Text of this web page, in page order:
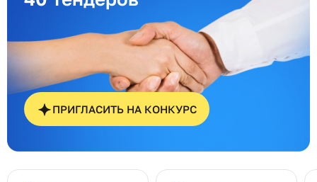
ПРИГЛАСИТЬ НА КОНКУРС